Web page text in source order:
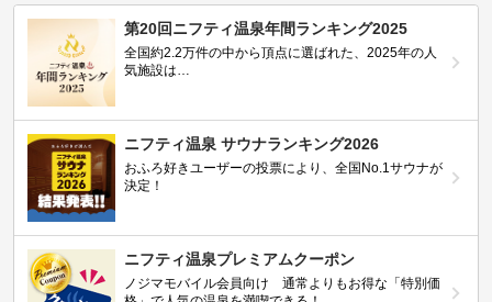
第20回ニフティ温泉年間ランキング2025
全国約2.2万件の中から頂点に選ばれた、2025年の人
気施設は…
ニフティ温泉 サウナランキング2026
おふろ好きユーザーの投票により、全国No.1サウナが
決定！
ニフティ温泉プレミアムクーポン
ノジマモバイル会員向け 通常よりもお得な「特別価